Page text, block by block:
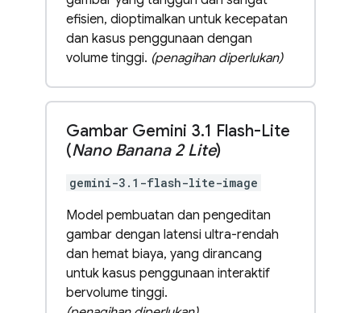
efisien, dioptimalkan untuk kecepatan
dan kasus penggunaan dengan
volume tinggi. (penagihan diperlukan)
Gambar Gemini 3.1 Flash-Lite
(Nano Banana 2 Lite)
gemini-3.1-flash-lite-image
Model pembuatan dan pengeditan
gambar dengan latensi ultra-rendah
dan hemat biaya, yang dirancang
untuk kasus penggunaan interaktif
bervolume tinggi.